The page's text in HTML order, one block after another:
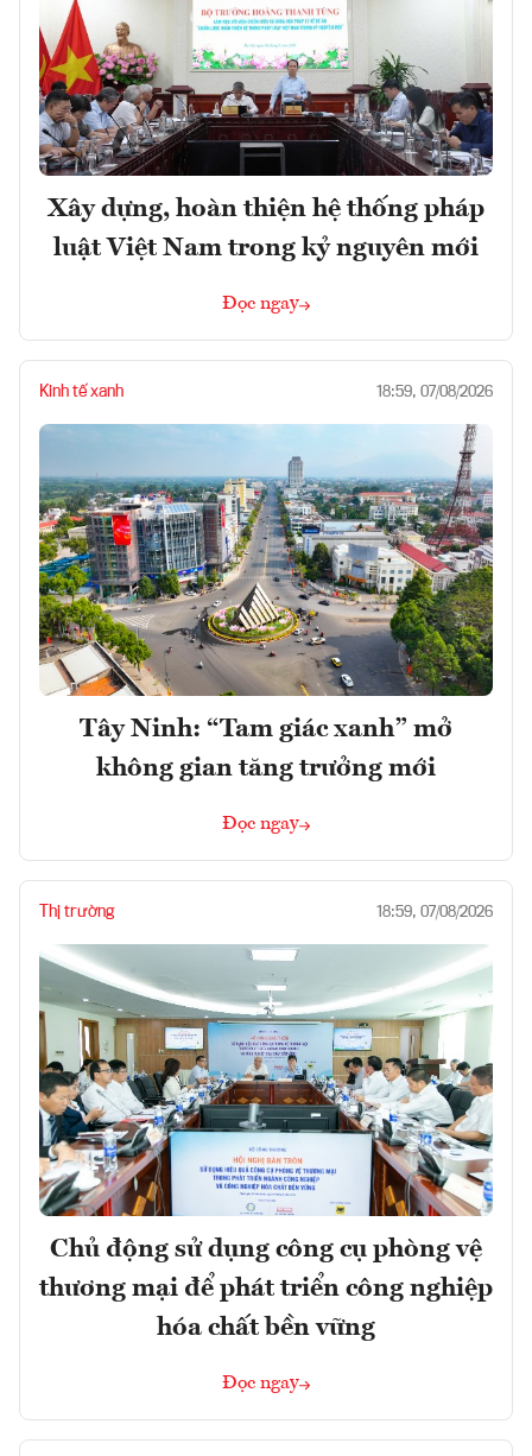
Xây dựng, hoàn thiện hệ thống pháp
luật Việt Nam trong kỷ nguyên mới
Đọc ngay
Kinh tế xanh 18:59, 07/08/2026
Tây Ninh: “Tam giác xanh” mở
không gian tăng trưởng mới
Đọc ngay
Thị trường 18:59, 07/08/2026
Chủ động sử dụng công cụ phòng vệ
thương mại để phát triển công nghiệp
hóa chất bền vững
Đọc ngay